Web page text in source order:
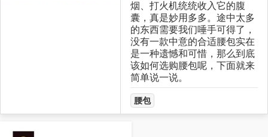
烟、打火机统统收入它的腹
囊，真是妙用多多。途中太多
的东西需要我们唾手可得了，
没有一款中意的合适腰包实在
是一种遗憾和可惜，那么到底
该如何选购腰包呢，下面就来
简单说一说。
腰包